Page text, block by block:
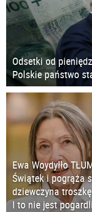
Odsetki od
Polskie państwo
Ewa Woydyłło
Świątek i pogrąża
dziewczyna
I to nie jest